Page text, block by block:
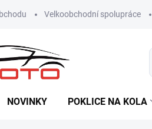
Velkoobchodní spolupráce
NOVINKY POKLICE NA KOLA